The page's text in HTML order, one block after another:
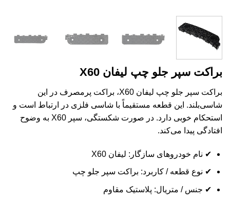
براکت سپر جلو چپ لیفان X60
براکت سپر جلو چپ لیفان X60، براکت پرمصرف در این
شاسی‌بلند. این قطعه مستقیماً با شاسی فلزی در ارتباط است و
استحکام خوبی دارد. در صورت شکستگی، سپر X60 به وضوح
افتادگی پیدا می‌کند.
✔ نام خودروهای سازگار: لیفان X60
✔ نوع قطعه / کاربرد: براکت سپر جلو چپ
✔ جنس / متریال: پلاستیک مقاوم